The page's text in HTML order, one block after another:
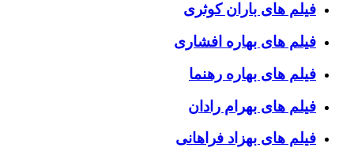
فیلم های باران کوثری
فیلم های بهاره افشاری
فیلم های بهاره رهنما
فیلم های بهرام رادان
فیلم های بهزاد فراهانی